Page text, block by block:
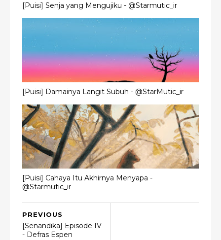
[Puisi] Senja yang Mengujiku - @Starmutic_ir
[Puisi] Damainya Langit Subuh - @StarMutic_ir
[Puisi] Cahaya Itu Akhirnya Menyapa -
@Starmutic_ir
PREVIOUS
[Senandika] Episode IV
- Defras Espen